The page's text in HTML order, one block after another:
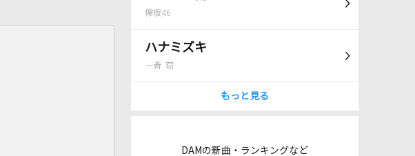
欅坂46
ハナミズキ
一青 窈
もっと見る
DAMの新曲・ランキングなど